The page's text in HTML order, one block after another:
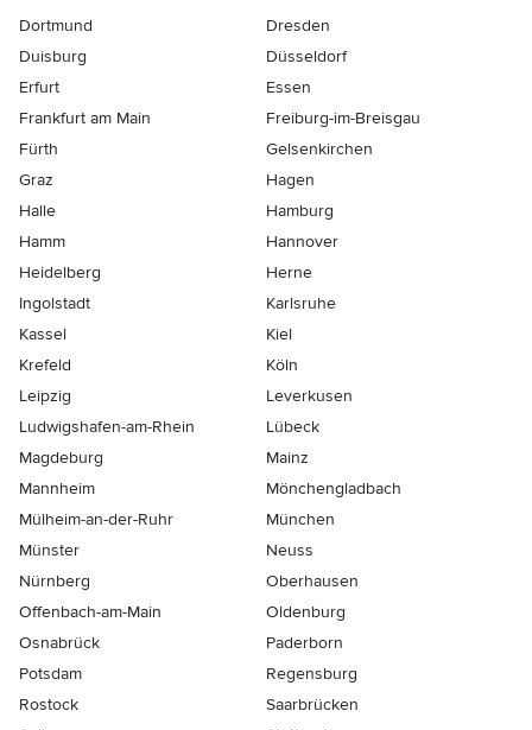
Dortmund
Dresden
Duisburg
Düsseldorf
Erfurt
Essen
Frankfurt am Main
Freiburg-im-Breisgau
Fürth
Gelsenkirchen
Graz
Hagen
Halle
Hamburg
Hamm
Hannover
Heidelberg
Herne
Ingolstadt
Karlsruhe
Kassel
Kiel
Krefeld
Köln
Leipzig
Leverkusen
Ludwigshafen-am-Rhein
Lübeck
Magdeburg
Mainz
Mannheim
Mönchen­gladbach
Mülheim-an-der-Ruhr
München
Münster
Neuss
Nürnberg
Oberhausen
Offenbach-am-Main
Oldenburg
Osnabrück
Paderborn
Potsdam
Regensburg
Rostock
Saarbrücken